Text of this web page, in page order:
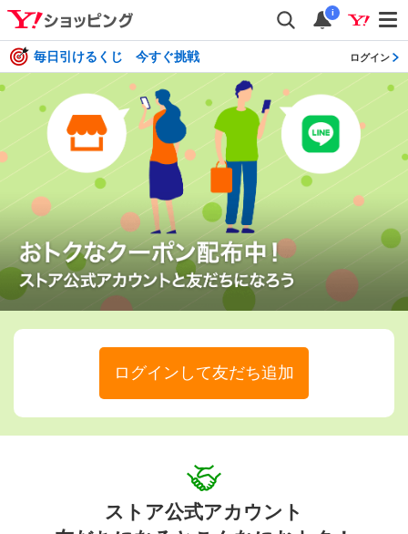
i
毎日引けるくじ 今すぐ挑戦 ログイン
ログインして友だち追加
ストア公式アカウント